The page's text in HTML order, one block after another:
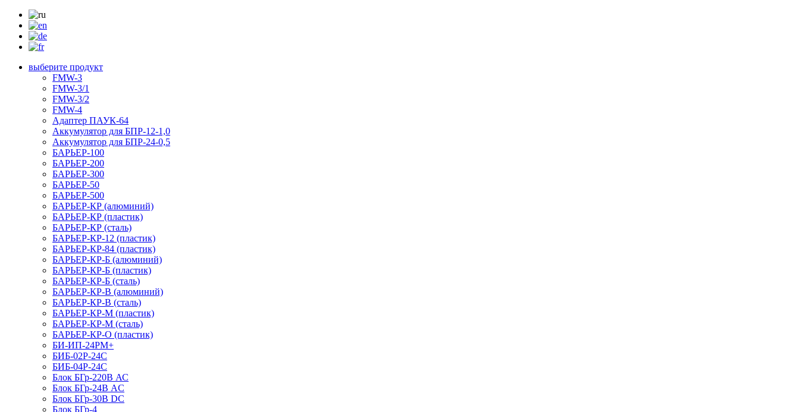
выберите продукт
FMW-3
FMW-3/1
FMW-3/2
FMW-4
Адаптер ПАУК-64
Аккумулятор для БПР-12-1,0
Аккумулятор для БПР-24-0,5
БАРЬЕР-100
БАРЬЕР-200
БАРЬЕР-300
БАРЬЕР-50
БАРЬЕР-500
БАРЬЕР-КР (алюминий)
БАРЬЕР-КР (пластик)
БАРЬЕР-КР (сталь)
БАРЬЕР-КР-12 (пластик)
БАРЬЕР-КР-84 (пластик)
БАРЬЕР-КР-Б (алюминий)
БАРЬЕР-КР-Б (пластик)
БАРЬЕР-КР-Б (сталь)
БАРЬЕР-КР-В (алюминий)
БАРЬЕР-КР-В (сталь)
БАРЬЕР-КР-М (пластик)
БАРЬЕР-КР-М (сталь)
БАРЬЕР-КР-О (пластик)
БИ-ИП-24РМ+
БИБ-02Р-24С
БИБ-04Р-24С
Блок БГр-220В АС
Блок БГр-24В AC
Блок БГр-30В DC
Блок БГр-4